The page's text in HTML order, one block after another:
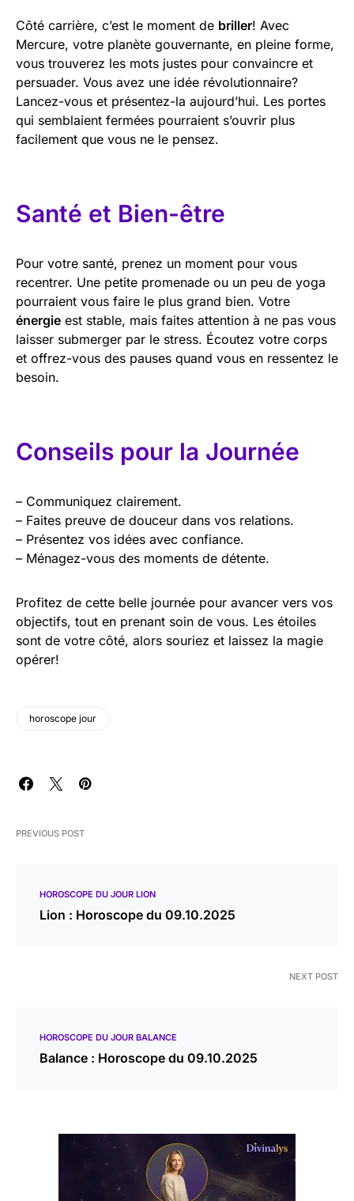
Côté carrière, c’est le moment de briller! Avec
Mercure, votre planète gouvernante, en pleine forme,
vous trouverez les mots justes pour convaincre et
persuader. Vous avez une idée révolutionnaire?
Lancez-vous et présentez-la aujourd’hui. Les portes
qui semblaient fermées pourraient s’ouvrir plus
facilement que vous ne le pensez.
Santé et Bien-être
Pour votre santé, prenez un moment pour vous
recentrer. Une petite promenade ou un peu de yoga
pourraient vous faire le plus grand bien. Votre
énergie est stable, mais faites attention à ne pas vous
laisser submerger par le stress. Écoutez votre corps
et offrez-vous des pauses quand vous en ressentez le
besoin.
Conseils pour la Journée
– Communiquez clairement.
– Faites preuve de douceur dans vos relations.
– Présentez vos idées avec confiance.
– Ménagez-vous des moments de détente.
Profitez de cette belle journée pour avancer vers vos
objectifs, tout en prenant soin de vous. Les étoiles
sont de votre côté, alors souriez et laissez la magie
opérer!
horoscope jour
PREVIOUS POST
HOROSCOPE DU JOUR LION
Lion : Horoscope du 09.10.2025
NEXT POST
HOROSCOPE DU JOUR BALANCE
Balance : Horoscope du 09.10.2025